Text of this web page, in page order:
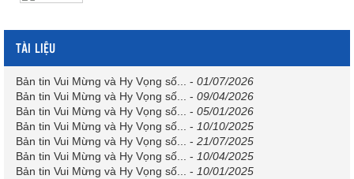
TÀI LIỆU
Bản tin Vui Mừng và Hy Vọng số... - 01/07/2026
Bản tin Vui Mừng và Hy Vọng số... - 09/04/2026
Bản tin Vui Mừng và Hy Vọng số... - 05/01/2026
Bản tin Vui Mừng và Hy Vọng số... - 10/10/2025
Bản tin Vui Mừng và Hy Vọng số... - 21/07/2025
Bản tin Vui Mừng và Hy Vọng số... - 10/04/2025
Bản tin Vui Mừng và Hy Vọng số... - 10/01/2025